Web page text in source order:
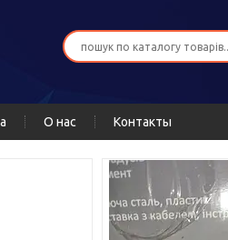
О нас Контакты